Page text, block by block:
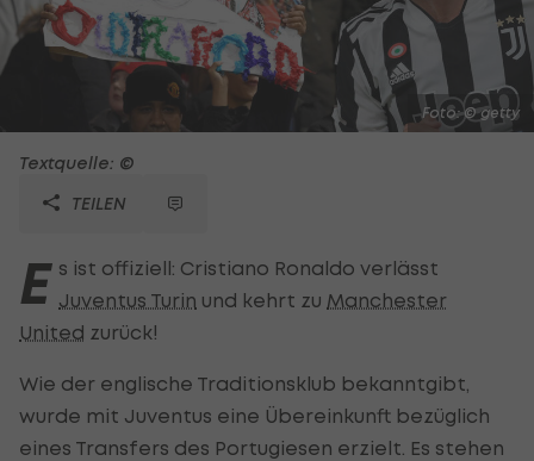
Foto: © getty
Textquelle: ©
TEILEN
E s ist offiziell: Cristiano Ronaldo verlässt
Juventus Turin und kehrt zu Manchester
United zurück!
Wie der englische Traditionsklub bekanntgibt,
wurde mit Juventus eine Übereinkunft bezüglich
eines Transfers des Portugiesen erzielt. Es stehen